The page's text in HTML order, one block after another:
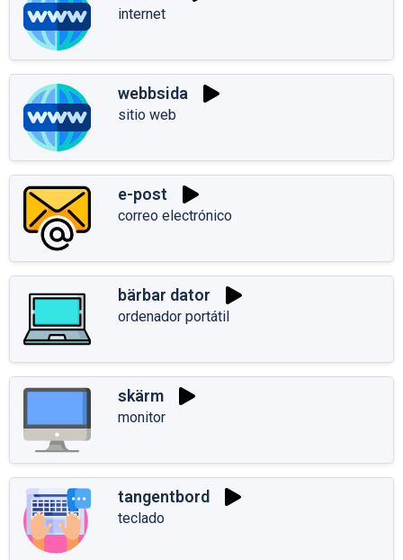
internet
webbsida
sitio web
e-post
correo electrónico
bärbar dator
ordenador portátil
skärm
monitor
tangentbord
teclado